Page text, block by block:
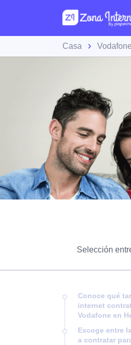
Casa Vodafone
Selección
Conoce qué
internet
Vodafone en
Escoge entre
a contratar